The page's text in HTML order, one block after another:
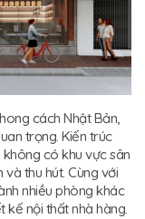
cách Nhật Bản,
trọng. Kiến trúc
có khu vực sân
thu hút. Cùng với
nhiều phòng khác
kế nội thất nhà hàng.